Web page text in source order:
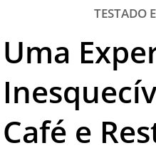
TESTADO
TESTADO
Uma
Café e